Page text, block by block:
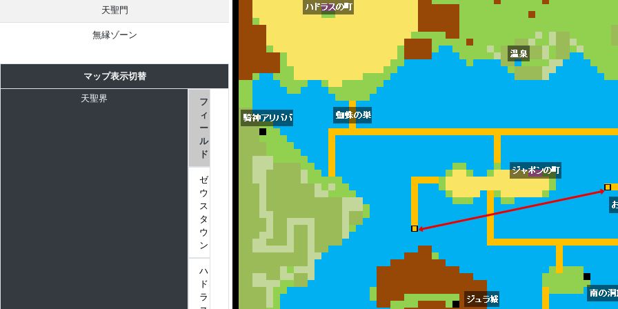
天聖門
無縁ゾーン
マップ表示切替
天聖界
フ
ィ
ー
ル
ド
ゼ
ウ
ス
タ
ウ
ン
ハ
ド
ラ